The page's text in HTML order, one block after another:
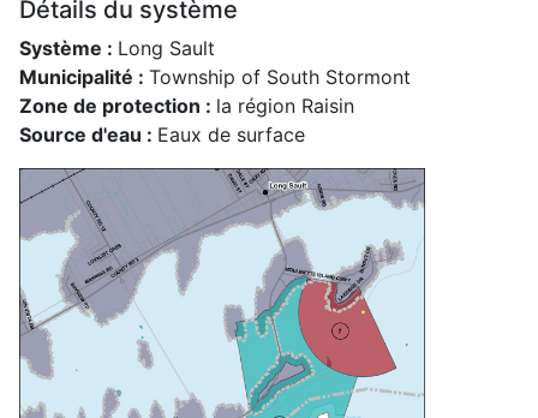
Détails du système
Système : Long Sault
Municipalité : Township of South Stormont
Zone de protection : la région Raisin
Source d'eau : Eaux de surface